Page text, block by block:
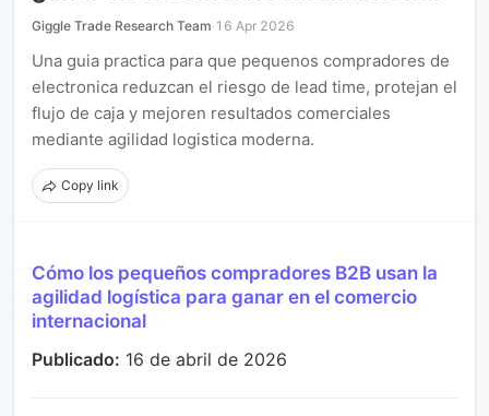
Giggle Trade Research Team· 16 Apr 2026
Una guia practica para que pequenos compradores de
electronica reduzcan el riesgo de lead time, protejan el
flujo de caja y mejoren resultados comerciales
mediante agilidad logistica moderna.
Copy link
Cómo los pequeños compradores B2B usan la
agilidad logística para ganar en el comercio
internacional
Publicado: 16 de abril de 2026